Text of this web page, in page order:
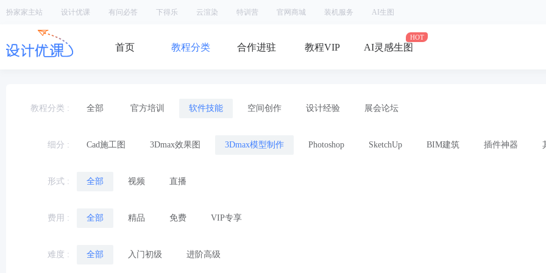
扮家家主站 设计优课 有问必答 下得乐 云渲染 特训营 官网商城 装机服务 AI生图
首页 教程分类 合作进驻 教程VIP AI灵感生图
教程分类 全部 官方培训 软件技能 空间创作 设计经验 展会论坛
细分 Cad施工图 3Dmax效果图 3Dmax模型制作 Photoshop SketchUp BIM建筑 插件神器
形式 全部 视频 直播
费用 全部 精品 免费 VIP专享
难度 全部 入门初级 进阶高级